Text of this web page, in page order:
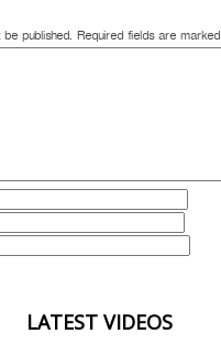
published. Required fields are marked
LATEST VIDEOS